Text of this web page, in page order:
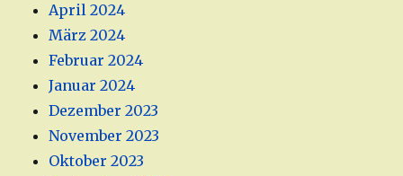
April 2024
März 2024
Februar 2024
Januar 2024
Dezember 2023
November 2023
Oktober 2023